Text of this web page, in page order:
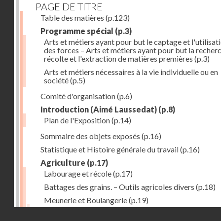
PAGE DE TITRE
Table des matières (p.123)
Programme spécial (p.3)
Arts et métiers ayant pour but le captage et
des forces – Arts et métiers ayant pour but la
récolte et l'extraction de matières premières (p.3)
Arts et métiers nécessaires à la vie individuelle ou en
société(p.5)
Comité d'organisation(p.6)
Introduction (Aimé Laussedat) (p.8)
Plan de l'Exposition(p.14)
Sommaire des objets exposés (p.16)
Statistique et Histoire générale du travail(p.16)
Agriculture (p.17)
Labourage et récole(p.17)
Battages des grains. – Outils agricoles divers (p.18)
Meunerie et Boulangerie(p.19)